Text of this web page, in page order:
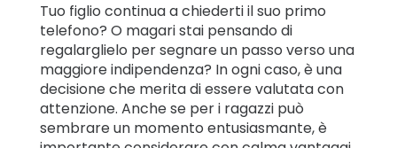
Impara
Assistenza
Accesso Iscriviti
Tuo figlio continua a chiederti il suo primo
telefono? O magari stai pensando di
regalarglielo per segnare un passo verso una
maggiore indipendenza? In ogni caso, è una
decisione che merita di essere valutata con
attenzione. Anche se per i ragazzi può
sembrare un momento entusiasmante, è